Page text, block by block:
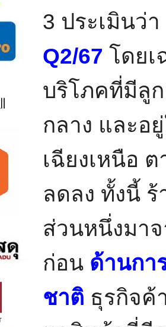
3 ประเมินว่า
Q2/67 โดย
บริโภคที่มีลู
กลาง และอ
เฉียงเหนือ
ลดลง ทั้งนี้
ส่วนหนึ่งมา
ก่อน ด้านกา
ชาติ ธุรกิจค้